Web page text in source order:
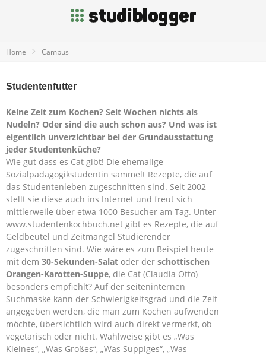
Home Campus
Studentenfutter
Keine Zeit zum Kochen? Seit Wochen nichts als
Nudeln? Oder sind die auch schon aus? Und was ist
eigentlich unverzichtbar bei der Grundausstattung
jeder Studentenküche?
Wie gut dass es Cat gibt! Die ehemalige
Sozialpädagogikstudentin sammelt Rezepte, die auf
das Studentenleben zugeschnitten sind. Seit 2002
stellt sie diese auch ins Internet und freut sich
mittlerweile über etwa 1000 Besucher am Tag. Unter
www.studentenkochbuch.net gibt es Rezepte, die auf
Geldbeutel und Zeitmangel Studierender
zugeschnitten sind. Wie wäre es zum Beispiel heute
mit dem 30-Sekunden-Salat oder der schottischen
Orangen-Karotten-Suppe, die Cat (Claudia Otto)
besonders empfiehlt? Auf der seiteninternen
Suchmaske kann der Schwierigkeitsgrad und die Zeit
angegeben werden, die man zum Kochen aufwenden
möchte, übersichtlich wird auch direkt vermerkt, ob
vegetarisch oder nicht. Wahlweise gibt es „Was
Kleines“, „Was Großes“, „Was Suppiges“, „Was